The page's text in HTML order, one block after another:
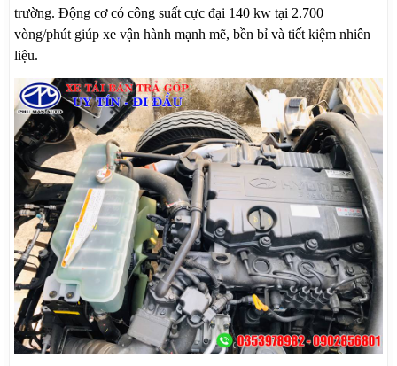
trường. Động cơ có công suất cực đại 140 kw tại 2.700
vòng/phút giúp xe vận hành mạnh mẽ, bền bỉ và tiết kiệm nhiên
liệu.